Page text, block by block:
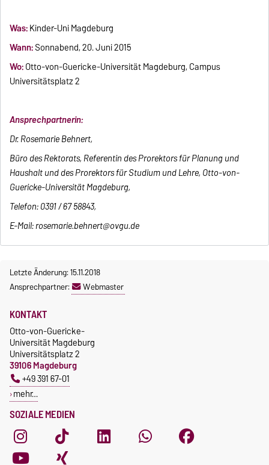
Was:Kinder-Uni Magdeburg
Wann:Sonnabend, 20. Juni 2015
Wo:Otto-von-Guericke-Universität Magdeburg, Campus
Universitätsplatz 2
Ansprechpartnerin:
Dr. Rosemarie Behnert,
Büro des Rektorats, Referentin des Prorektors für Planung und
Haushalt und des Prorektors für Studium und Lehre, Otto-von-
Guericke-Universität Magdeburg,
Telefon: 0391 / 67 58843,
E-Mail: rosemarie.behnert@ovgu.de
Letzte Änderung: 15.11.2018
Ansprechpartner:
Webmaster
SOZIALE MEDIEN
KONTAKT
Otto-von-Guericke-
Universität Magdeburg
Universitätsplatz 2
39106 Magdeburg
+49 391 67-01
mehr…